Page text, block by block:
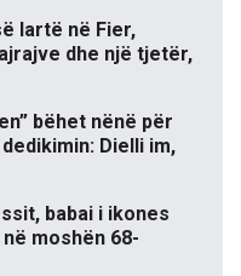
lartë në Fier,
dhe një tjetër,
bëhet nënë për
Dielli im,
babai i ikones
moshën 68-